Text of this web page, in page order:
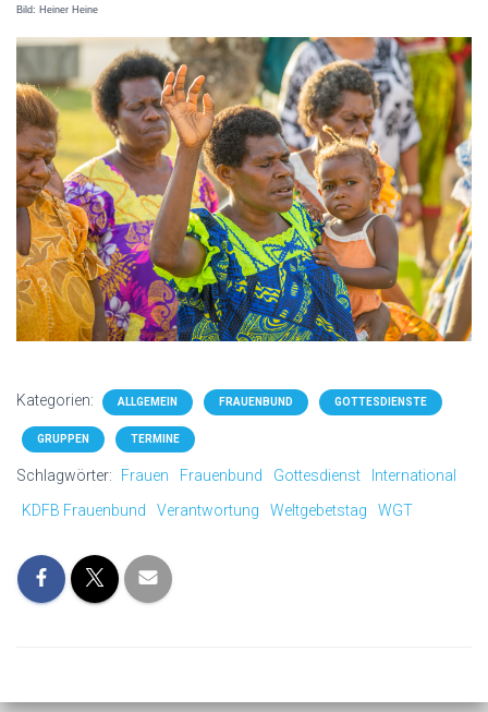
Bild: Heiner Heine
Kategorien: ALLGEMEIN FRAUENBUND GOTTESDIENSTE
GRUPPEN TERMINE
Schlagwörter: Frauen Frauenbund Gottesdienst
International
KDFB Frauenbund
Verantwortung Weltgebetstag WGT